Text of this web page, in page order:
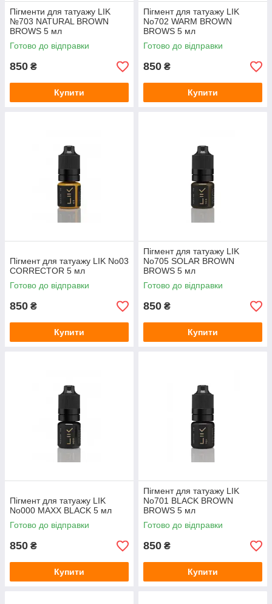
Пігменти для татуажу LIK
№703 NATURAL BROWN
BROWS 5 мл
Готово до відправки
850 ₴
Купити
Пігмент для татуажу LIK
No702 WARM BROWN
BROWS 5 мл
Готово до відправки
850 ₴
Купити
Пігмент для татуажу LIK No03
CORRECTOR 5 мл
Готово до відправки
850 ₴
Купити
Пігмент для татуажу LIK
No705 SOLAR BROWN
BROWS 5 мл
Готово до відправки
850 ₴
Купити
Пігмент для татуажу LIK
No000 MAXX BLACK 5 мл
Готово до відправки
850 ₴
Купити
Пігмент для татуажу LIK
No701 BLACK BROWN
BROWS 5 мл
Готово до відправки
850 ₴
Купити